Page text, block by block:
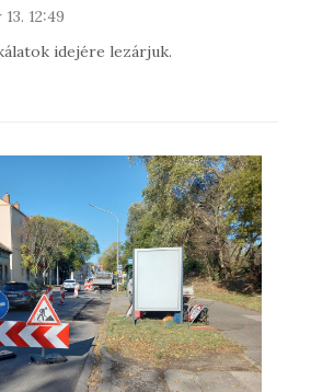
12:49
idejére lezárjuk.